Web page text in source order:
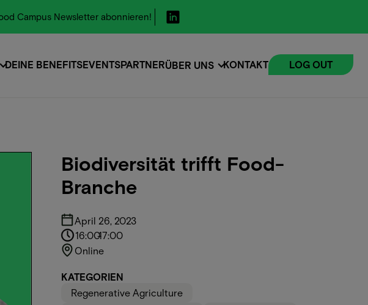
Biodiversität trifft Food-
Branche
April 26, 2023
16:00-17:00
Online
KATEGORIEN
Regenerative Agriculture
Campus Newsletter abonnieren!
DEINE BENEFITSEVENTSPARTNERÜBER UNS KONTAKT LOG OUT